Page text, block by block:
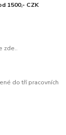
1500,- CZK
zde..
do tří pracovních